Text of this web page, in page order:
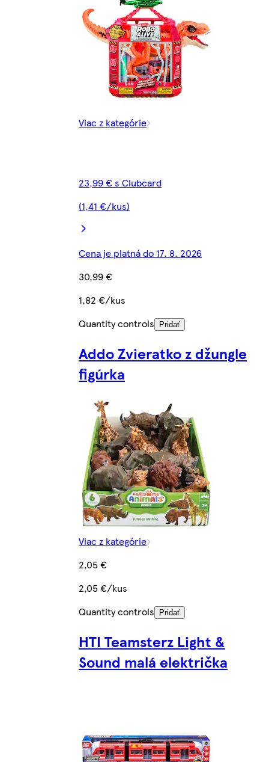
Viac z kategórie
23,99 € s Clubcard
(1,41 €/kus)
Cena je platná do 17. 8. 2026
30,99 €
1,82 €/kus
Quantity controls
Pridať
Addo Zvieratko z džungle
figúrka
Viac z kategórie
2,05 €
2,05 €/kus
Quantity controls
Pridať
HTI Teamsterz Light &
Sound malá električka